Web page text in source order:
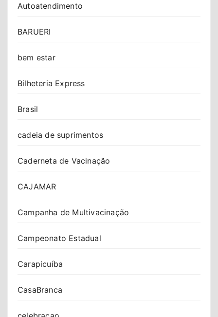
Autoatendimento
BARUERI
bem estar
Bilheteria Express
Brasil
cadeia de suprimentos
Caderneta de Vacinação
CAJAMAR
Campanha de Multivacinação
Campeonato Estadual
Carapicuíba
CasaBranca